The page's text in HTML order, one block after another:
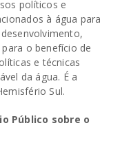
políticos e
à água para
o benefício de
e técnicas
da água. É a
Sul.
Público sobre o